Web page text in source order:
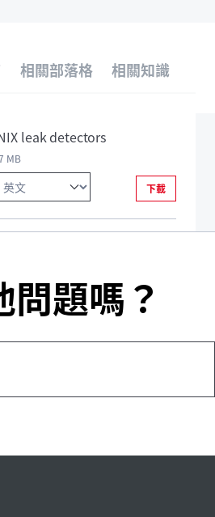
相關部落格 相關知識
leak detectors
MB
下載
問題嗎？